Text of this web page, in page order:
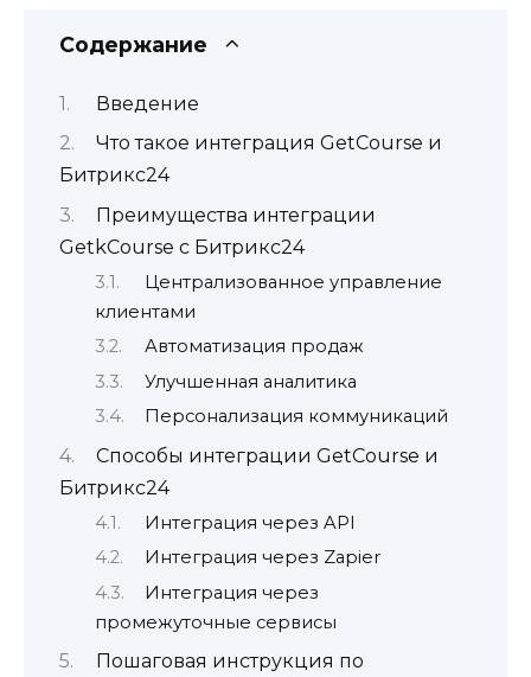
Содержание
Введение
Что такое интеграция GetCourse и
Битрикс24
Преимущества интеграции
GetkCourse с Битрикс24
Централизованное управление
клиентами
Автоматизация продаж
Улучшенная аналитика
Персонализация коммуникаций
Способы интеграции GetCourse и
Битрикс24
Интеграция через API
Интеграция через Zapier
Интеграция через
промежуточные сервисы
Пошаговая инструкция по